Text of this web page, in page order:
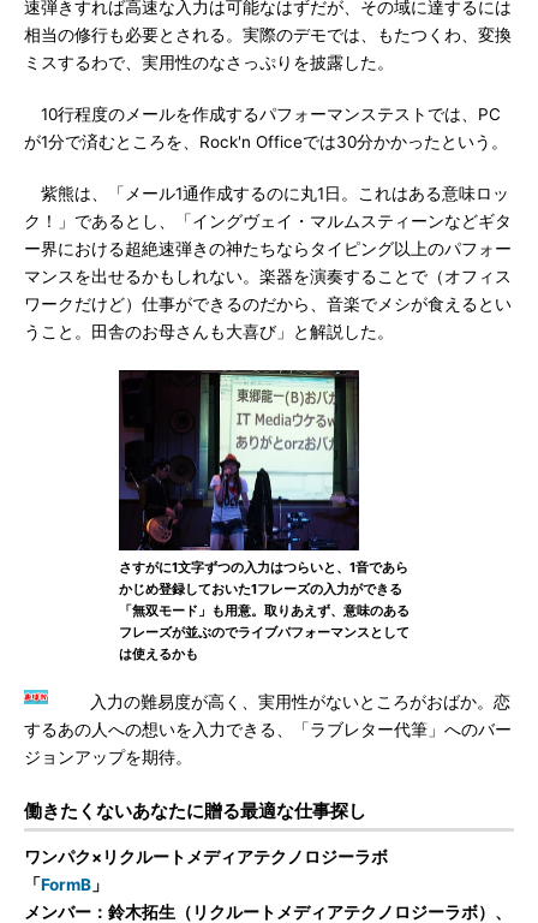
速弾きすれば高速な入力は可能なはずだが、その域に達するには
相当の修行も必要とされる。実際のデモでは、もたつくわ、変換
ミスするわで、実用性のなさっぷりを披露した。
10行程度のメールを作成するパフォーマンステストでは、PC
が1分で済むところを、Rock'n Officeでは30分かかったという。
紫熊は、「メール1通作成するのに丸1日。これはある意味ロッ
ク！」であるとし、「イングヴェイ・マルムスティーンなどギタ
ー界における超絶速弾きの神たちならタイピング以上のパフォー
マンスを出せるかもしれない。楽器を演奏することで（オフィス
ワークだけど）仕事ができるのだから、音楽でメシが食えるとい
うこと。田舎のお母さんも大喜び」と解説した。
さすがに1文字ずつの入力はつらいと、1音であら
かじめ登録しておいた1フレーズの入力ができる
「無双モード」も用意。取りあえず、意味のある
フレーズが並ぶのでライブパフォーマンスとして
は使えるかも
入力の難易度が高く、実用性がないところがおばか。恋
するあの人への想いを入力できる、「ラブレター代筆」へのバー
ジョンアップを期待。
働きたくないあなたに贈る最適な仕事探し
ワンパク×リクルートメディアテクノロジーラボ
「FormB 」
メンバー：鈴木拓生（リクルートメディアテクノロジーラボ）、